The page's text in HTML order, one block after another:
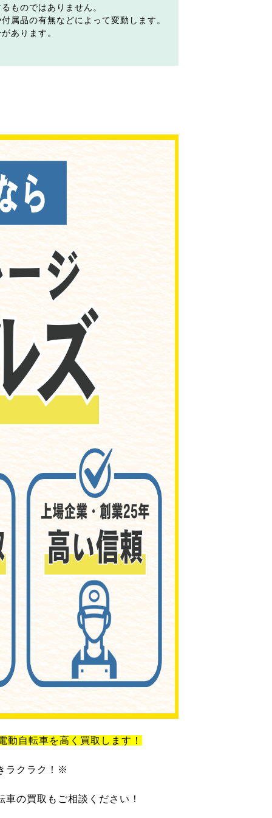
ものではありません。
属品の有無などによって変動します。
あります。
動自転車を高く買取します！
ラクラク！※
の買取もご相談ください！